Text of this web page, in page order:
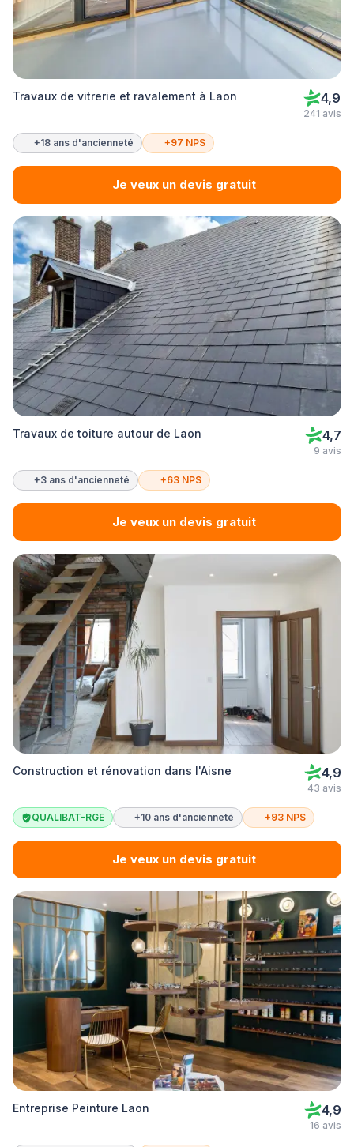
Travaux de vitrerie et ravalement à Laon 4,9
241 avis
+18 ans d'ancienneté +97 NPS
Je veux un devis gratuit
Travaux de toiture autour de Laon 4,7
9 avis
+3 ans d'ancienneté +63 NPS
Je veux un devis gratuit
Construction et rénovation dans l'Aisne 4,9
43 avis
QUALIBAT-RGE +10 ans d'ancienneté +93 NPS
Je veux un devis gratuit
Entreprise Peinture Laon 4,9
16 avis